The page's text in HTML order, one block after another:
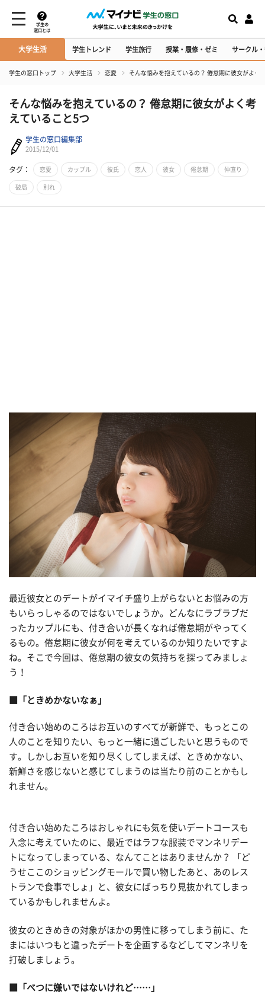
学生の
窓口とは
大学生活 学生トレンド 学生旅行 授業・履修・ゼミ サークル
学生の窓口トップ 大学生活 恋愛 そんな悩みを抱えているの？ 倦怠期に彼女がよく
そんな悩みを抱えているの？ 倦怠期に彼女がよく考
えていること5つ
学生の窓口編集部
2015/12/01
タグ： 恋愛 カップル 彼氏 恋人 彼女 倦怠期 仲直り
破局 別れ
最近彼女とのデートがイマイチ盛り上がらないとお悩みの方
もいらっしゃるのではないでしょうか。どんなにラブラブだ
ったカップルにも、付き合いが長くなれば倦怠期がやってく
るもの。倦怠期に彼女が何を考えているのか知りたいですよ
ね。そこで今回は、倦怠期の彼女の気持ちを探ってみましょ
う！
■「ときめかないなぁ」
付き合い始めのころはお互いのすべてが新鮮で、もっとこの
人のことを知りたい、もっと一緒に過ごしたいと思うもので
す。しかしお互いを知り尽くしてしまえば、ときめかない、
新鮮さを感じないと感じてしまうのは当たり前のことかもし
れません。
付き合い始めたころはおしゃれにも気を使いデートコースも
入念に考えていたのに、最近ではラフな服装でマンネリデー
トになってしまっている、なんてことはありませんか？ 「ど
うせここのショッピングモールで買い物したあと、あのレス
トランで食事でしょ」と、彼女にばっちり見抜かれてしまっ
ているかもしれませんよ。
彼女のときめきの対象がほかの男性に移ってしまう前に、た
まにはいつもと違ったデートを企画するなどしてマンネリを
打破しましょう。
■「べつに嫌いではないけれど……」